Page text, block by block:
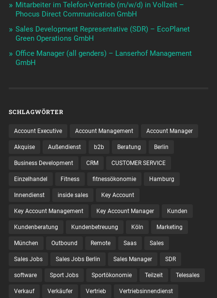
Mitarbeiter im Telefon-Vertrieb (m/w/d) in Vollzeit –
Phocus Direct Communication GmbH
Sales Development Representative (SDR) – EcoPlanet
Green Operations GmbH
Office Manager (all genders) – Lanserhof Management
GmbH
SCHLAGWÖRTER
Account Executive Account Management Account Manager
Akquise Außendienst b2b Beratung Berlin
Business Development CRM CUSTOMER SERVICE
Einzelhandel Fitness fitnessökonomie Hamburg
Innendienst inside sales Key Account
Key Account Management Key Account Manager Kunden
Kundenberatung Kundenbetreuung Köln Marketing
München Outbound Remote Saas Sales
Sales Jobs Sales Jobs Berlin Sales Manager SDR
software Sport Jobs Sportökonomie Teilzeit Telesales
Verkauf Verkäufer Vertrieb Vertriebsinnendienst